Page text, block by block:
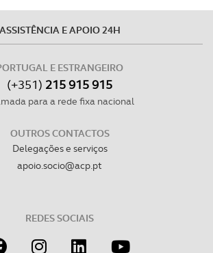
ASSISTÊNCIA E APOIO 24H
E ESTRANGEIRO
(+351) 215 915 915
para a rede fixa nacional
OUTROS CONTACTOS
Delegações e serviços
apoio.socio@acp.pt
REDES SOCIAIS